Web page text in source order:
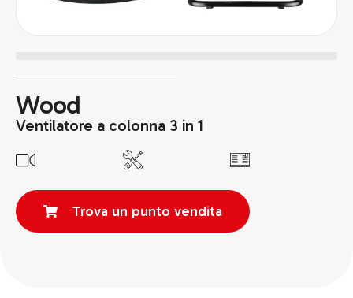
Wood
Ventilatore a colonna 3 in 1
Trova un punto vendita